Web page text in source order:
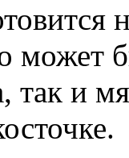
может
так и